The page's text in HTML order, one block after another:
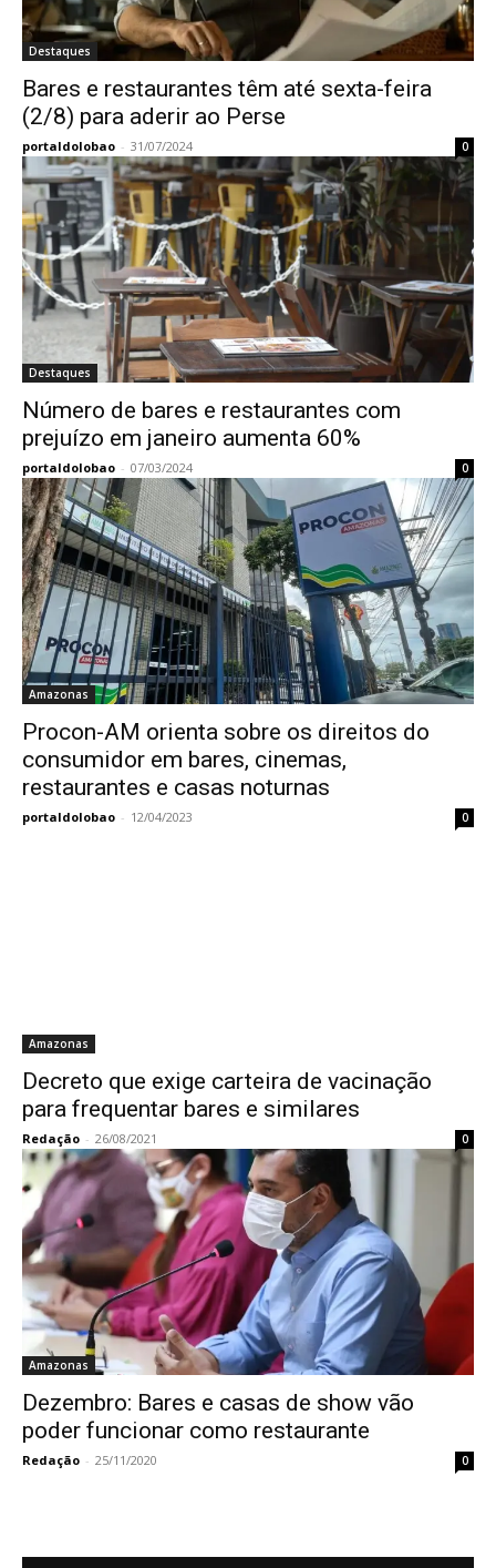
Destaques
Bares e restaurantes têm até sexta-feira
(2/8) para aderir ao Perse
portaldolobao - 31/07/2024 0
Destaques
Número de bares e restaurantes com
prejuízo em janeiro aumenta 60%
portaldolobao - 07/03/2024 0
Amazonas
Procon-AM orienta sobre os direitos do
consumidor em bares, cinemas,
restaurantes e casas noturnas
portaldolobao - 12/04/2023 0
Amazonas
Decreto que exige carteira de vacinação
para frequentar bares e similares
Redação - 26/08/2021 0
Amazonas
Dezembro: Bares e casas de show vão
poder funcionar como restaurante
Redação - 25/11/2020 0